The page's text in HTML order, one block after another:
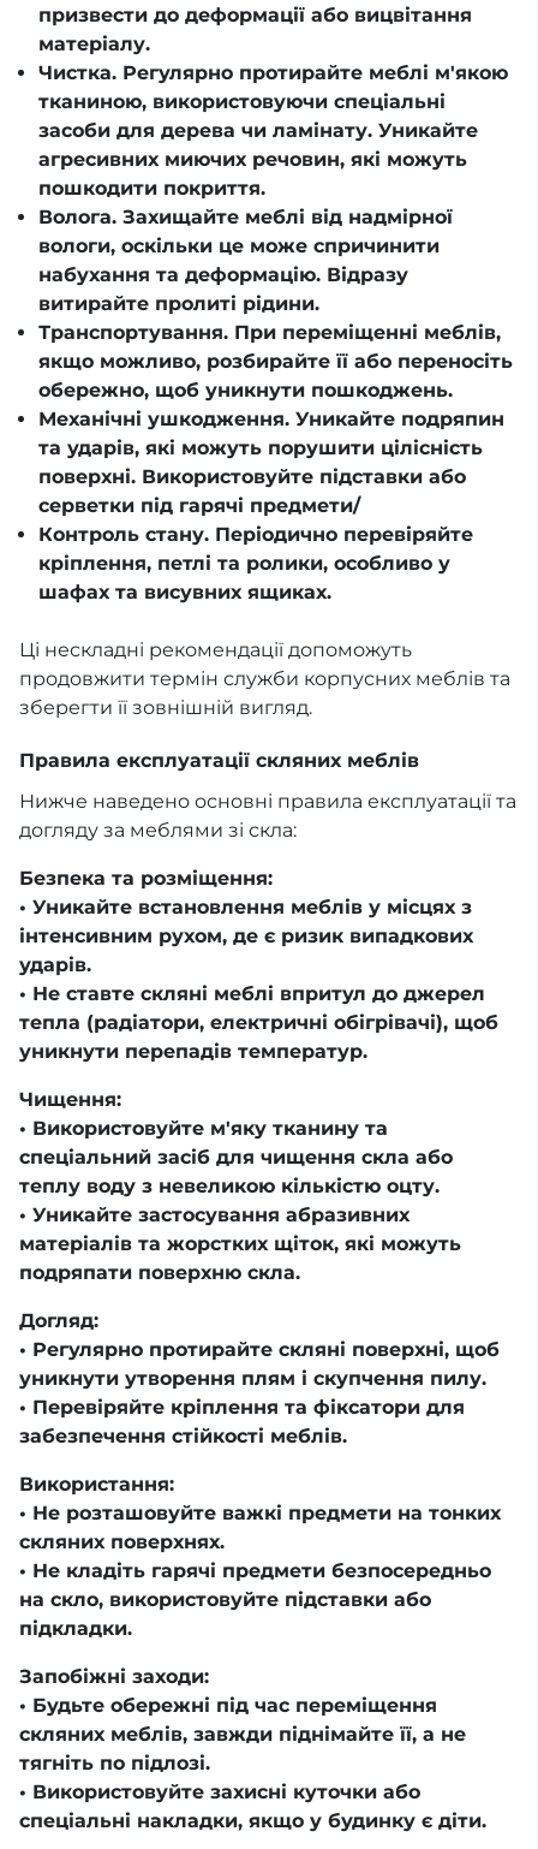
призвести до деформації або вицвітання
матеріалу.
Чистка. Регулярно протирайте меблі м'якою
тканиною, використовуючи спеціальні
засоби для дерева чи ламінату. Уникайте
агресивних миючих речовин, які можуть
пошкодити покриття.
Волога. Захищайте меблі від надмірної
вологи, оскільки це може спричинити
набухання та деформацію. Відразу
витирайте пролиті рідини.
Транспортування. При переміщенні меблів,
якщо можливо, розбирайте її або переносіть
обережно, щоб уникнути пошкоджень.
Механічні ушкодження. Уникайте подряпин
та ударів, які можуть порушити цілісність
поверхні. Використовуйте підставки або
серветки під гарячі предмети/
Контроль стану. Періодично перевіряйте
кріплення, петлі та ролики, особливо у
шафах та висувних ящиках.
Ці нескладні рекомендації допоможуть
продовжити термін служби корпусних меблів та
зберегти її зовнішній вигляд.
Правила експлуатації скляних меблів
Нижче наведено основні правила експлуатації та
догляду за меблями зі скла:
Безпека та розміщення:
• Уникайте встановлення меблів у місцях з
інтенсивним рухом, де є ризик випадкових
ударів.
• Не ставте скляні меблі впритул до джерел
тепла (радіатори, електричні обігрівачі), щоб
уникнути перепадів температур.
Чищення:
• Використовуйте м'яку тканину та
спеціальний засіб для чищення скла або
теплу воду з невеликою кількістю оцту.
• Уникайте застосування абразивних
матеріалів та жорстких щіток, які можуть
подряпати поверхню скла.
Догляд:
• Регулярно протирайте скляні поверхні, щоб
уникнути утворення плям і скупчення пилу.
• Перевіряйте кріплення та фіксатори для
забезпечення стійкості меблів.
Використання:
• Не розташовуйте важкі предмети на тонких
скляних поверхнях.
• Не кладіть гарячі предмети безпосередньо
на скло, використовуйте підставки або
підкладки.
Запобіжні заходи:
• Будьте обережні під час переміщення
скляних меблів, завжди піднімайте її, а не
тягніть по підлозі.
• Використовуйте захисні куточки або
спеціальні накладки, якщо у будинку є діти.